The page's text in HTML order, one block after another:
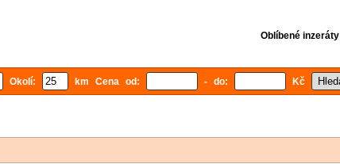
Oblíbené inzeráty
Okolí: km Cena od: - do: Kč